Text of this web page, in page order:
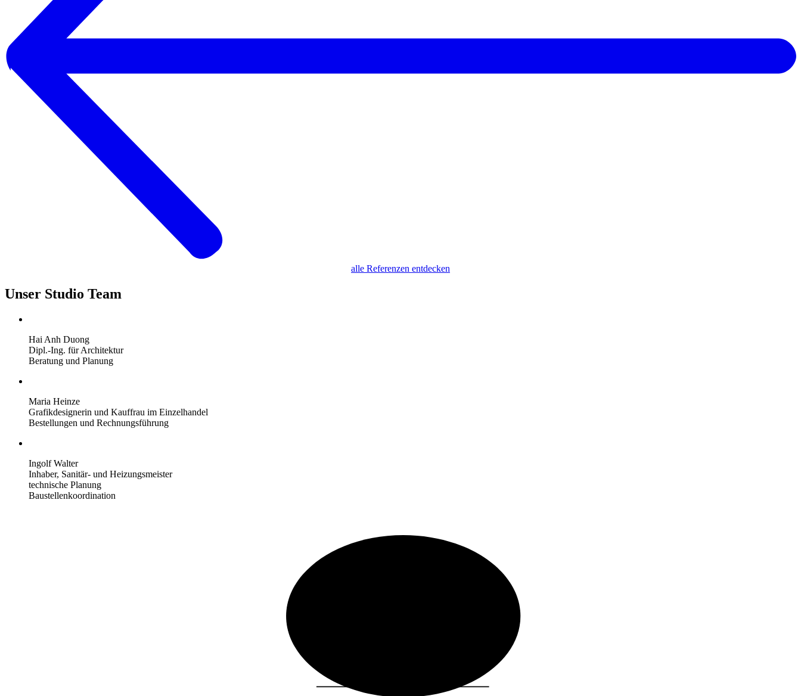
alle Referenzen entdecken
Unser Studio Team
Hai Anh Duong
Dipl.-Ing. für Architektur
Beratung und Planung
Maria Heinze
Grafikdesignerin und Kauffrau im Einzelhandel
Bestellungen und Rechnungsführung
Ingolf Walter
Inhaber, Sanitär- und Heizungsmeister
technische Planung
Baustellenkoordination